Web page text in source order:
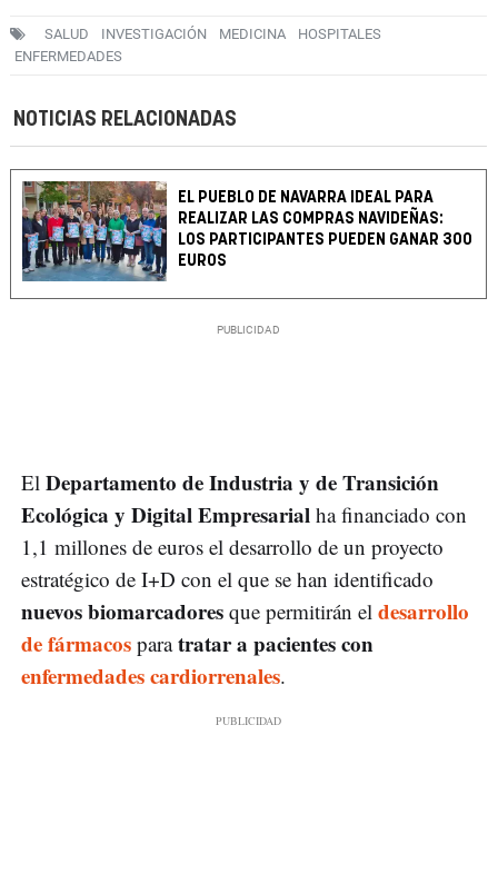
SALUD INVESTIGACIÓN MEDICINA
HOSPITALES
ENFERMEDADES
NOTICIAS RELACIONADAS
EL PUEBLO DE NAVARRA IDEAL PARA
REALIZAR LAS COMPRAS NAVIDEÑAS:
LOS PARTICIPANTES PUEDEN GANAR 300
EUROS
El Departamento de Industria y de Transición
Ecológica y Digital Empresarial ha financiado con
1,1 millones de euros el desarrollo de un proyecto
estratégico de I+D con el que se han identificado
nuevos biomarcadores que permitirán el desarrollo
de fármacos paratratar a pacientes con
enfermedades cardiorrenales.